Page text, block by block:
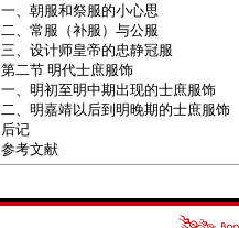
一、朝服和祭服的小心思
二、常服（补服）与公服
三、设计师皇帝的忠静冠服
第二节 明代士庶服饰
一、明初至明中期出现的士庶服饰
二、明嘉靖以后到明晚期的士庶服饰
后记
参考文献